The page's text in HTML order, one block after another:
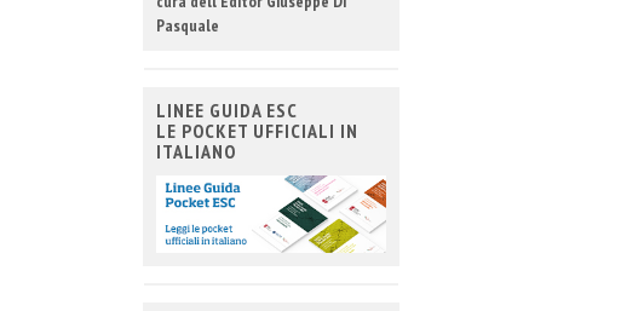
Pasquale
LINEE GUIDA ESC
LE POCKET UFFICIALI IN
ITALIANO